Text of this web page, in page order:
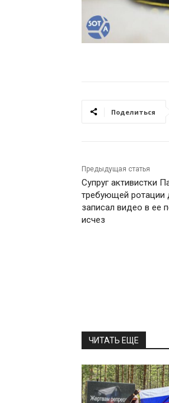
Поделиться
Предыдущая статья
Супруг активистки
требующей ротации
записал видео в ее
исчез
ЧИТАТЬ ЕЩЕ